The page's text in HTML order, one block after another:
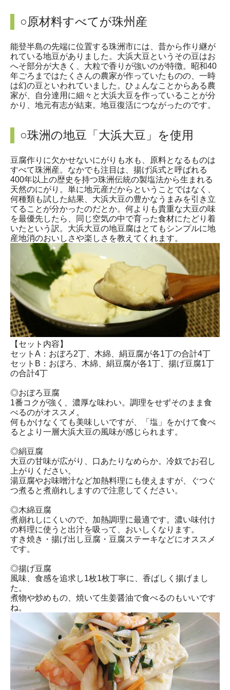
○原材料すべてが珠州産
能登半島の先端に位置する珠洲市には、昔から作り継が
れている地豆がありました。大浜大豆というその豆はお
へそ部分が大きく、大粒で香りが強いのが特徴。昭和40
年ごろまではたくさんの農家が作っていたものの、一時
は幻の豆といわれていました。ひょんなことからある農
家が、自分達用に細々と大浜大豆を作っていることが分
かり、地元有志が結束。地豆復活につながったのです。
○珠洲の地豆「大浜大豆」を使用
豆腐作りに欠かせないにがりも水も、原料となるものは
すべて珠洲産。なかでも注目は、揚げ浜式と呼ばれる
400年以上の歴史を持つ珠洲伝統の製塩法から生まれる
天然のにがり。単に地元産だからということではなく、
何種類も試した結果、大浜大豆の豊かなうまみを引き立
てることが分かったのだとか。何よりも貴重な大豆の味
を最優先したら、同じ空気の中で育った食材にたどり着
いたという訳。大浜大豆の地豆腐はとてもシンプルに地
産地消のおいしさや楽しさを教えてくれます。
【セット内容】
セットA：おぼろ2丁、木綿、絹豆腐が各1丁の合計4丁
セットB：おぼろ、木綿、絹豆腐が各1丁、揚げ豆腐1丁
の合計4丁
◎おぼろ豆腐
1番コクが強く、濃厚な味わい。調理をせずそのまま食
べるのがオススメ。
何もかけなくても美味しいですが、「塩」をかけて食べ
るとより一層大浜大豆の風味が感じられます。
◎絹豆腐
大豆の甘味が広がり、口あたりなめらか。冷奴でお召し
上がりください。
湯豆腐やお味噌汁など加熱料理にも使えますが、ぐつぐ
つ煮ると煮崩れしますので注意してください。
◎木綿豆腐
煮崩れしにくいので、加熱調理に最適です。濃い味付け
の料理に使うと出汁を吸って、おいしくなります。
すき焼き・揚げ出し豆腐・豆腐ステーキなどにオススメ
です。
◎揚げ豆腐
風味、食感を追求し1枚1枚丁寧に、香ばしく揚げまし
た。
煮物や炒めもの、焼いて生姜醤油で食べるのもいいです
ね。